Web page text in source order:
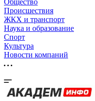
Общество
Происшествия
ЖКХ и транспорт
Наука и образование
Спорт
Культура
Новости компаний